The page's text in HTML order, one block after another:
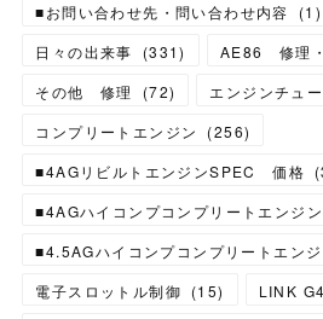
■お問い合わせ先・問い合わせ内容
(1 )
日々の出来事
(331) AE86 修理
その他 修理
(72) エンジンチュ
コンプリートエンジン
(256)
■4AGリビルトエンジンSPEC 価格 (
■4AGハイコンプコンプリートエンジ
■4.5AGハイコンプコンプリートエン
電子スロットル制御 (15) LINK